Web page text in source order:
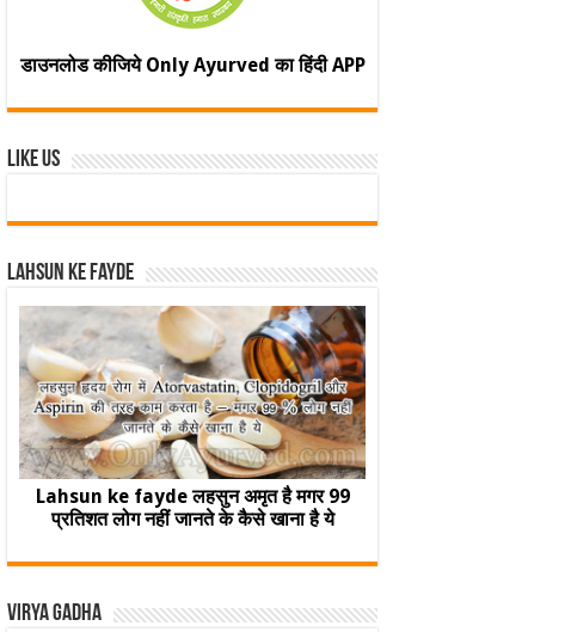
डाउनलोड कीजिये Only Ayurved का हिंदी APP
Like Us
Lahsun ke fayde
Lahsun ke fayde लहसुन अमृत है मगर 99
प्रतिशत लोग नहीं जानते के कैसे खाना है ये
Virya Gadha